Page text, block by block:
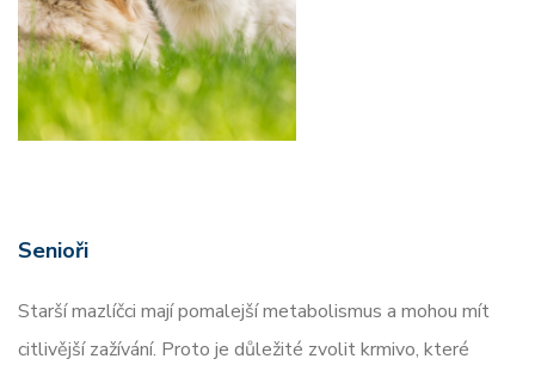
Senioři
Starší mazlíčci mají pomalejší metabolismus a mohou mít
citlivější zažívání. Proto je důležité zvolit krmivo, které